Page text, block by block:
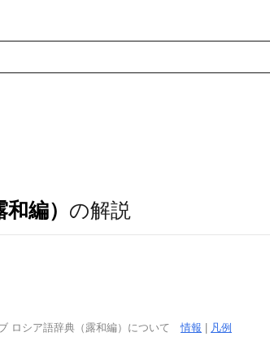
編） の解説
ロシア語辞典（露和編）について情報 凡例